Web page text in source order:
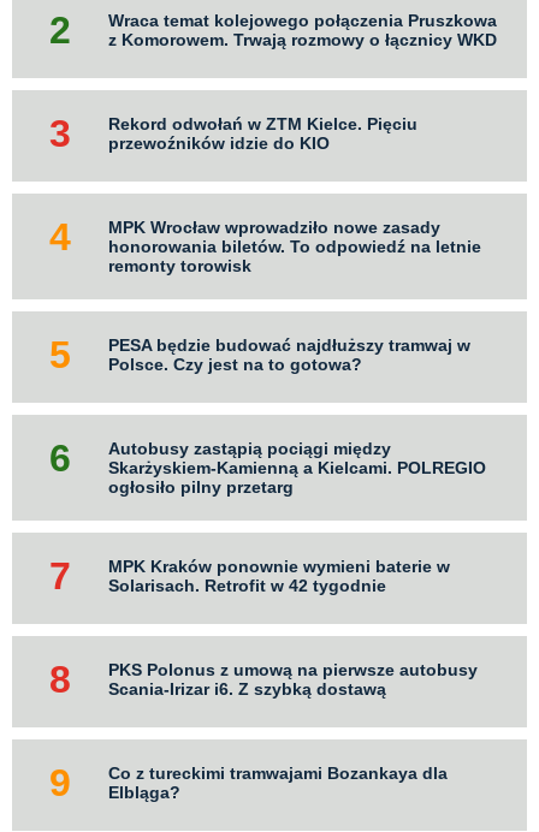
Wraca temat kolejowego połączenia Pruszkowa
z Komorowem. Trwają rozmowy o łącznicy WKD
Rekord odwołań w ZTM Kielce. Pięciu
przewoźników idzie do KIO
MPK Wrocław wprowadziło nowe zasady
honorowania biletów. To odpowiedź na letnie
remonty torowisk
PESA będzie budować najdłuższy tramwaj w
Polsce. Czy jest na to gotowa?
Autobusy zastąpią pociągi między
Skarżyskiem-Kamienną a Kielcami. POLREGIO
ogłosiło pilny przetarg
MPK Kraków ponownie wymieni baterie w
Solarisach. Retrofit w 42 tygodnie
PKS Polonus z umową na pierwsze autobusy
Scania-Irizar i6. Z szybką dostawą
Co z tureckimi tramwajami Bozankaya dla
Elbląga?